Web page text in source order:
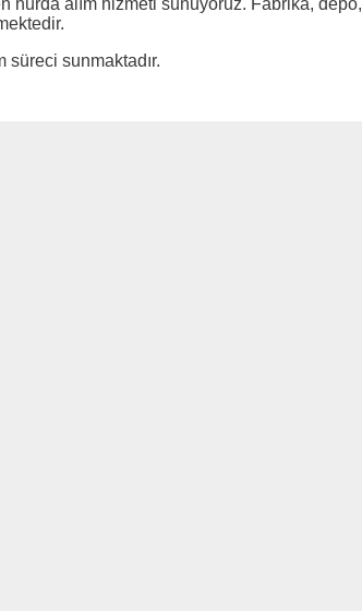
alım hizmeti sunuyoruz. Fabrika,
süreci sunmaktadır.